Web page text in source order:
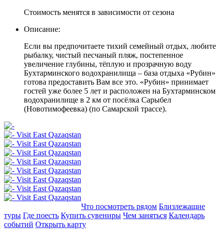
Стоимость менятся в зависимости от сезона
Описание:
Если вы предпочитаете тихий семейный отдых, любите
рыбалку, чистый песчаный пляж, постепенное
увеличение глубины, тёплую и прозрачную воду
Бухтарминского водохранилища – база отдыха «Рубин»
готова предоставить Вам все это. «Рубин» принимает
гостей уже более 5 лет и расположен на Бухтарминском
водохранилище в 2 км от посёлка Сарыбел
(Новотимофеевка) (по Самарской трассе).
Что посмотреть рядом Близлежащие
туры Где поесть Купить сувениры Чем заняться Календарь
событий Открыть карту